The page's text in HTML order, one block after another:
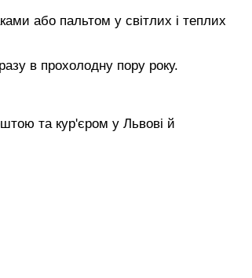
або пальтом у світлих і теплих
в прохолодну пору року.
та кур'єром у Львові й